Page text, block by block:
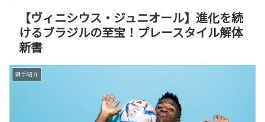
【ヴィニシウス・ジュニオール】進化を続
けるブラジルの至宝！プレースタイル解体
新書
選手紹介